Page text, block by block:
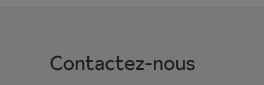
Contactez-nous